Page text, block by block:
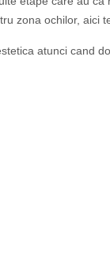
zona ochilor, aici
atunci cand